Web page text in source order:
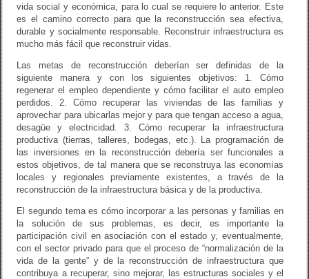
vida social y económica, para lo cual se requiere lo anterior. Este
es el camino correcto para que la reconstrucción sea efectiva,
durable y socialmente responsable. Reconstruir infraestructura es
mucho más fácil que reconstruir vidas.
Las metas de reconstrucción deberían ser definidas de la
siguiente manera y con los siguientes objetivos: 1. Cómo
regenerar el empleo dependiente y cómo facilitar el auto empleo
perdidos. 2. Cómo recuperar las viviendas de las familias y
aprovechar para ubicarlas mejor y para que tengan acceso a agua,
desagüe y electricidad. 3. Cómo recuperar la infraestructura
productiva (tierras, talleres, bodegas, etc.). La programación de
las inversiones en la reconstrucción debería ser funcionales a
estos objetivos, de tal manera que se reconstruya las economías
locales y regionales previamente existentes, a través de la
reconstrucción de la infraestructura básica y de la productiva.
El segundo tema es cómo incorporar a las personas y familias en
la solución de sus problemas, es decir, es importante la
participación civil en asociación con el estado y, eventualmente,
con el sector privado para que el proceso de “normalización de la
vida de la gente” y de la reconstrucción de infraestructura que
contribuya a recuperar, sino mejorar, las estructuras sociales y el